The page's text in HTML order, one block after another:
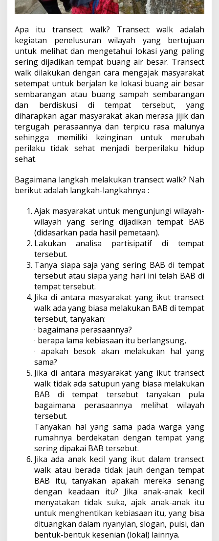
Apa itu transect walk? Transect walk adalah
kegiatan penelusuran wilayah yang bertujuan
untuk melihat dan mengetahui lokasi yang paling
sering dijadikan tempat buang air besar. Transect
walk dilakukan dengan cara mengajak masyarakat
setempat untuk berjalan ke lokasi buang air besar
sembarangan atau buang sampah sembarangan
dan berdiskusi di tempat tersebut, yang
diharapkan agar masyarakat akan merasa jijik dan
tergugah perasaannya dan terpicu rasa malunya
sehingga memiliki keinginan untuk merubah
perilaku tidak sehat menjadi berperilaku hidup
sehat.
Bagaimana langkah melakukan transect walk? Nah
berikut adalah langkah-langkahnya :
Ajak masyarakat untuk mengunjungi wilayah-
wilayah yang sering dijadikan tempat BAB
(didasarkan pada hasil pemetaan).
Lakukan analisa partisipatif di tempat
tersebut.
Tanya siapa saja yang sering BAB di tempat
tersebut atau siapa yang hari ini telah BAB di
tempat tersebut.
Jika di antara masyarakat yang ikut transect
walk ada yang biasa melakukan BAB di tempat
tersebut, tanyakan:
· bagaimana perasaannya?
· berapa lama kebiasaan itu berlangsung,
· apakah besok akan melakukan hal yang
sama?
Jika di antara masyarakat yang ikut transect
walk tidak ada satupun yang biasa melakukan
BAB di tempat tersebut tanyakan pula
bagaimana perasaannya melihat wilayah
tersebut.
Tanyakan hal yang sama pada warga yang
rumahnya berdekatan dengan tempat yang
sering dipakai BAB tersebut.
Jika ada anak kecil yang ikut dalam transect
walk atau berada tidak jauh dengan tempat
BAB itu, tanyakan apakah mereka senang
dengan keadaan itu? Jika anak-anak kecil
menyatakan tidak suka, ajak anak-anak itu
untuk menghentikan kebiasaan itu, yang bisa
dituangkan dalam nyanyian, slogan, puisi, dan
bentuk-bentuk kesenian (lokal) lainnya.